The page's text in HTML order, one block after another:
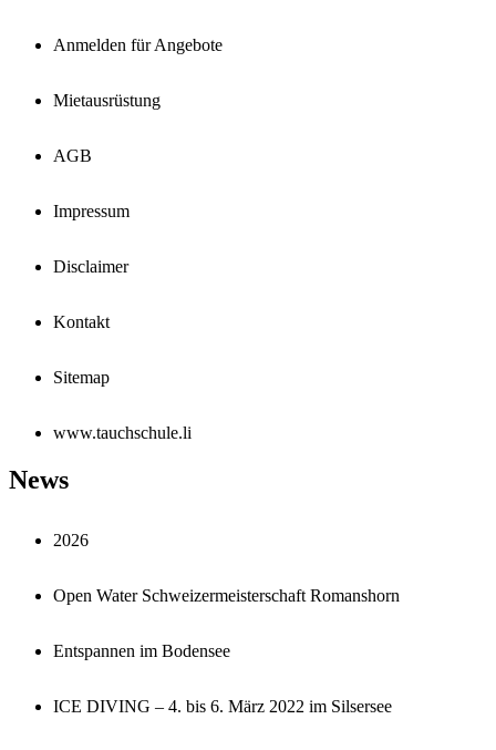
Anmelden für Angebote
Mietausrüstung
AGB
Impressum
Disclaimer
Kontakt
Sitemap
www.tauchschule.li
News
2026
Open Water Schweizermeisterschaft Romanshorn
Entspannen im Bodensee
ICE DIVING – 4. bis 6. März 2022 im Silsersee